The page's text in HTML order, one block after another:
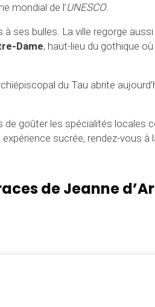
mondial de l’UNESCO.
à ses bulles. La ville regorge
Dame, haut-lieu du gothique
du Tau abrite
de goûter les spécialités locales
sucrée, rendez-vous
de Jeanne